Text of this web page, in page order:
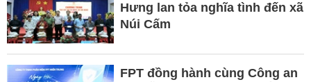
Hưng lan tỏa nghĩa tình đến xã
Núi Cấm
FPT đồng hành cùng Công an